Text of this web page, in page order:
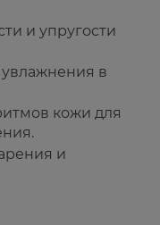
и упругости
в
кожи для
и